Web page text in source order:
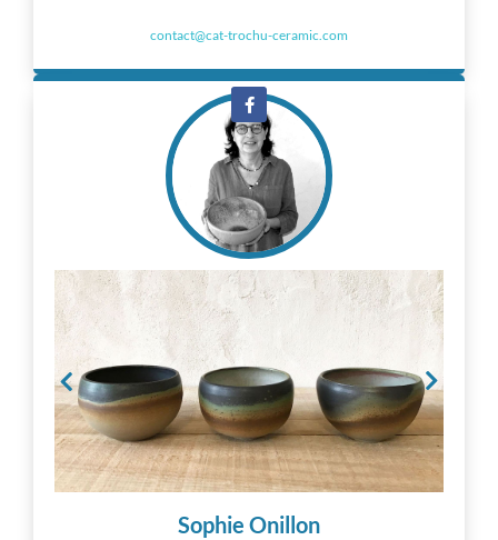
contact@cat-trochu-ceramic.com
Sophie Onillon